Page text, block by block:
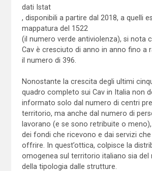
dati Istat
, disponibili a partire dal 2018, a quelli
mappatura del 1522
(il numero verde antiviolenza), si nota
Cav è cresciuto di anno in anno fino a
il numero di 396.
Nonostante la crescita degli ultimi
quadro completo sui Cav in Italia non
informato solo dal numero di centri
territorio, ma anche dal numero di
lavorano (e se sono retribuite o
dei fondi che ricevono e dai servizi
offrire. In quest’ottica, colpisce la
omogenea sul territorio italiano sia del
della tipologia dalle strutture.